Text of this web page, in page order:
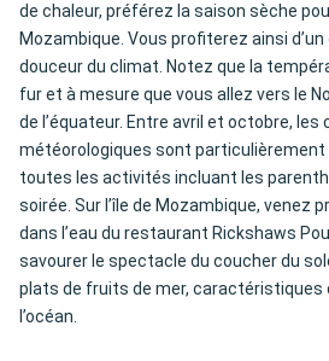
de chaleur, préférez la saison sèche
Mozambique. Vous profiterez ainsi
douceur du climat. Notez que la
fur et à mesure que vous allez vers le
de l’équateur. Entre avril et octobre, les
météorologiques sont particulièrement
toutes les activités incluant les
soirée. Sur l’île de Mozambique, venez
dans l’eau du restaurant Rickshaws
savourer le spectacle du coucher du
plats de fruits de mer, caractéristiques
l’océan.